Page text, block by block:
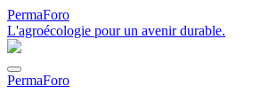
PermaForo
L'agroécologie pour un avenir durable.
PermaForo